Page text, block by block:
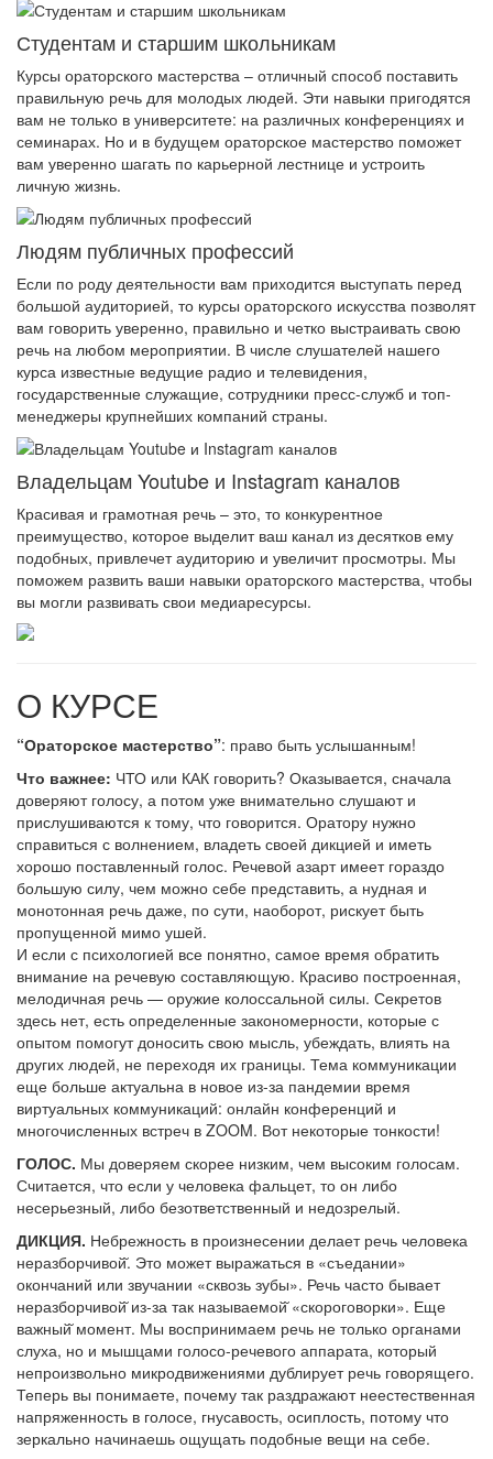
Студентам и старшим школьникам
Курсы ораторского мастерства – отличный способ поставить
правильную речь для молодых людей. Эти навыки пригодятся
вам не только в университете: на различных конференциях и
семинарах. Но и в будущем ораторское мастерство поможет
вам уверенно шагать по карьерной лестнице и устроить
личную жизнь.
Людям публичных профессий
Если по роду деятельности вам приходится выступать перед
большой аудиторией, то курсы ораторского искусства позволят
вам говорить уверенно, правильно и четко выстраивать свою
речь на любом мероприятии. В числе слушателей нашего
курса известные ведущие радио и телевидения,
государственные служащие, сотрудники пресс-служб и топ-
менеджеры крупнейших компаний страны.
Владельцам Youtube и Instagram каналов
Красивая и грамотная речь – это, то конкурентное
преимущество, которое выделит ваш канал из десятков ему
подобных, привлечет аудиторию и увеличит просмотры. Мы
поможем развить ваши навыки ораторского мастерства, чтобы
вы могли развивать свои медиаресурсы.
О КУРСЕ
“Ораторское мастерство”: право быть услышанным!
Что важнее: ЧТО или КАК говорить? Оказывается, сначала
доверяют голосу, а потом уже внимательно слушают и
прислушиваются к тому, что говорится. Оратору нужно
справиться с волнением, владеть своей дикцией и иметь
хорошо поставленный голос. Речевой азарт имеет гораздо
большую силу, чем можно себе представить, а нудная и
монотонная речь даже, по сути, наоборот, рискует быть
пропущенной мимо ушей.
И если с психологией все понятно, самое время обратить
внимание на речевую составляющую. Красиво построенная,
мелодичная речь — оружие колоссальной силы. Секретов
здесь нет, есть определенные закономерности, которые с
опытом помогут доносить свою мысль, убеждать, влиять на
других людей, не переходя их границы. Тема коммуникации
еще больше актуальна в новое из-за пандемии время
виртуальных коммуникаций: онлайн конференций и
многочисленных встреч в ZOOM. Вот некоторые тонкости!
ГОЛОС. Мы доверяем скорее низким, чем высоким голосам.
Считается, что если у человека фальцет, то он либо
несерьезный, либо безответственный и недозрелый.
ДИКЦИЯ. Небрежность в произнесении делает речь человека
неразборчивой̆. Это может выражаться в «съедании»
окончаний или звучании «сквозь зубы». Речь часто бывает
неразборчивой̆ из-за так называемой̆ «скороговорки». Еще
важный̆ момент. Мы воспринимаем речь не только органами
слуха, но и мышцами голосо-речевого аппарата, который
непроизвольно микродвижениями дублирует речь говорящего.
Теперь вы понимаете, почему так раздражают неестественная
напряженность в голосе, гнусавость, осиплость, потому что
зеркально начинаешь ощущать подобные вещи на себе.